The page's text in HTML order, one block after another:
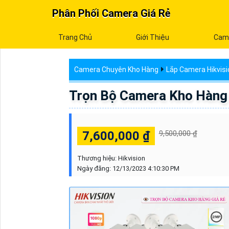
Phân Phối Camera Giá Rẻ
Trang Chủ Giới Thiệu
Camera Chuyên Kho Hàng Lắp Camera
Trọn Bộ Camera Kho Hàng
7,600,000 ₫ 9,500,000 ₫
Thương hiệu: Hikvision
Ngày đăng: 12/13/2023 4:10:30 PM